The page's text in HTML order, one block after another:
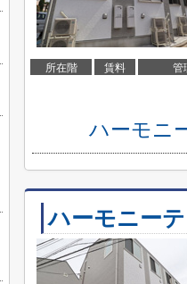
所在階 賃料 管
ハーモニ
ハーモニー